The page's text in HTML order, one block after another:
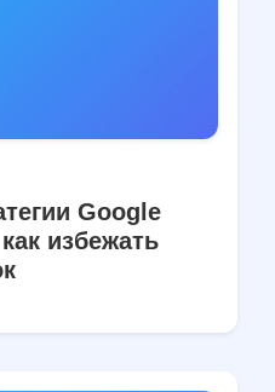
Google
избежать